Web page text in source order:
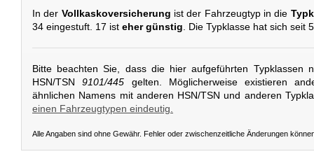
In der Vollkaskoversicherung ist der Fahrzeugtyp in die
34 eingestuft. 17 ist eher günstig. Die Typklasse hat sich seit
Bitte beachten Sie, dass die hier aufgeführten Typklassen
HSN/TSN9101/445 gelten. Möglicherweise existieren
ähnlichen Namens mit anderen HSN/TSN und anderen
einen Fahrzeugtypen eindeutig.
Alle Angaben sind ohne Gewähr. Fehler oder zwischenzeitliche Änderungen